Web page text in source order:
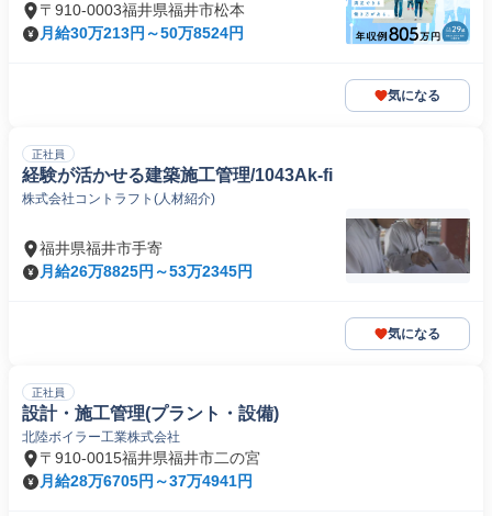
〒910-0003福井県福井市松本
月給30万213円～50万8524円
気になる
正社員
経験が活かせる建築施工管理/1043Ak-fi
株式会社コントラフト(人材紹介)
福井県福井市手寄
月給26万8825円～53万2345円
気になる
正社員
設計・施工管理(プラント・設備)
北陸ボイラー工業株式会社
〒910-0015福井県福井市二の宮
月給28万6705円～37万4941円